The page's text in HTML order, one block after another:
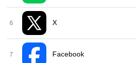
6 X
7 Facebook